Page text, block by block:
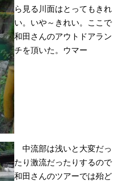
ら見る川面はとってもきれ
い。いや～きれい。ここで
和田さんのアウトドアラン
チを頂いた。ウマー
中流部は浅いと大変だっ
たり激流だったりするので
和田さんのツアーでは殆ど